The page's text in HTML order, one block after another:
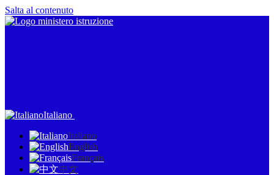
Salta al contenuto
Italiano
Italiano
English
Français
中文